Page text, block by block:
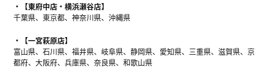
【東府中店・横浜瀬谷店】
千葉県、東京都、神奈川県、沖縄県
【一宮萩原店】
富山県、石川県、福井県、岐阜県、静岡県、愛知県、三重県、滋賀県、京
都府、大阪府、兵庫県、奈良県、和歌山県